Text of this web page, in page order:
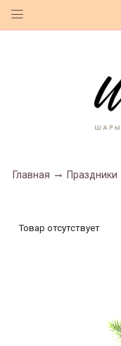
Главная Праздники
Товар отсутствует